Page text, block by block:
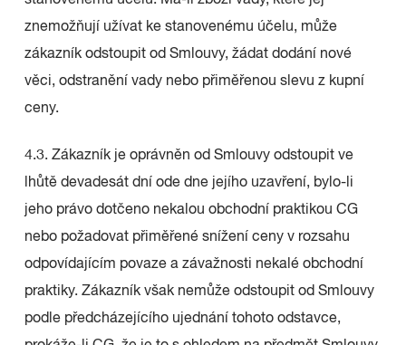
znemožňují užívat ke stanovenému účelu, může
zákazník odstoupit od Smlouvy, žádat dodání nové
věci, odstranění vady nebo přiměřenou slevu z kupní
ceny.
4.3. Zákazník je oprávněn od Smlouvy odstoupit ve
lhůtě devadesát dní ode dne jejího uzavření, bylo-li
jeho právo dotčeno nekalou obchodní praktikou CG
nebo požadovat přiměřené snížení ceny v rozsahu
odpovídajícím povaze a závažnosti nekalé obchodní
praktiky. Zákazník však nemůže odstoupit od Smlouvy
podle předcházejícího ujednání tohoto odstavce,